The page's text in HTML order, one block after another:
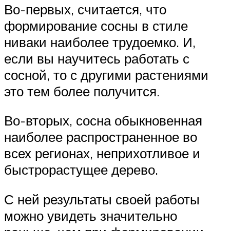
Во-первых, считается, что
формирование сосны в стиле
ниваки наиболее трудоемко. И,
если вы научитесь работать с
сосной, то с другими растениями
это тем более получится.
Во-вторых, сосна обыкновенная
наиболее распространенное во
всех регионах, неприхотливое и
быстрорастущее дерево.
С ней результаты своей работы
можно увидеть значительно